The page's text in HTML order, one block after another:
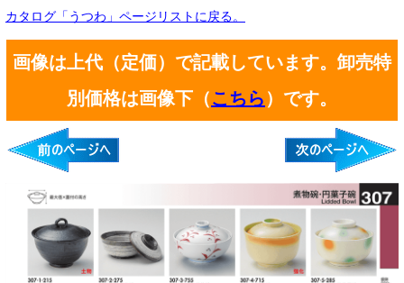
カタログ「うつわ」ページリストに戻る。
画像は上代（定価）で記載しています。卸売特
別価格は画像下（こちら ）です。